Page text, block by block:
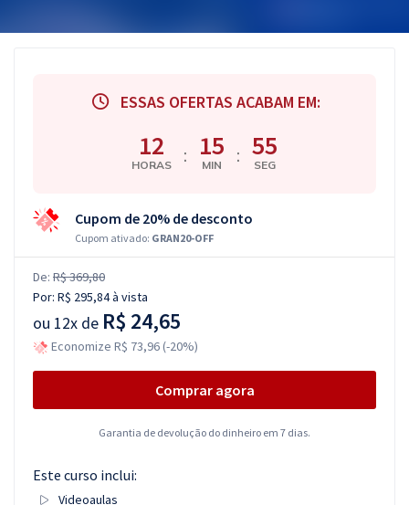
Aprovados
ESSAS OFERTAS ACABAM EM:
12
HORAS : 15
MIN : 54
SEG
Cupom de 20% de desconto
Cupom ativado: GRAN20-OFF
De: R$ 369,80
Por: R$ 295,84à vista
ou 12x de R$ 24,65
Economize R$ 73,96 (-20%)
Comprar agora
Garantia de devolução do dinheiro em 7 dias.
Este curso inclui:
Videoaulas